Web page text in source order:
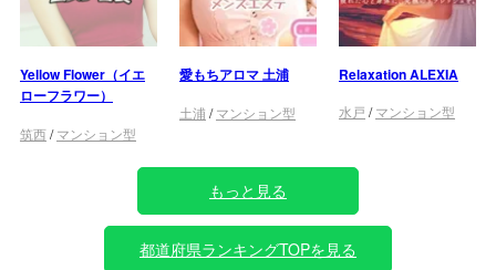
Yellow Flower（イエ
ローフラワー）
筑西/マンション型
愛もちアロマ 土浦
土浦 /マンション型
Relaxation ALEXIA
水戸 /マンション型
もっと見る
都道府県ランキングTOPを見る